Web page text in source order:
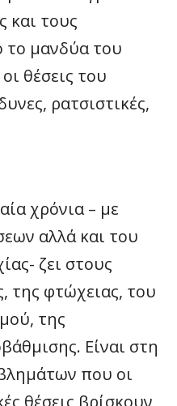
και τους
το μανδύα του
θέσεις του
ρατσιστικές,
χρόνια – με
αλλά και του
ζει στους
της φτώχειας, του
της
Είναι στη
που οι
θέσεις βρίσκουν